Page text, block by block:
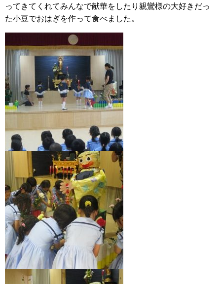
ってきてくれてみんなで献華をしたり親鸞様の大好きだっ
た小豆でおはぎを作って食べました。